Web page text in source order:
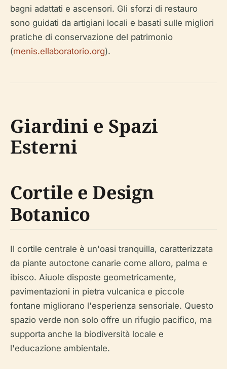
bagni adattati e ascensori. Gli sforzi di restauro
sono guidati da artigiani locali e basati sulle migliori
pratiche di conservazione del patrimonio
(menis.ellaboratorio.org).
Giardini e Spazi
Esterni
Cortile e Design
Botanico
Il cortile centrale è un'oasi tranquilla, caratterizzata
da piante autoctone canarie come alloro, palma e
ibisco. Aiuole disposte geometricamente,
pavimentazioni in pietra vulcanica e piccole
fontane migliorano l'esperienza sensoriale. Questo
spazio verde non solo offre un rifugio pacifico, ma
supporta anche la biodiversità locale e
l'educazione ambientale.